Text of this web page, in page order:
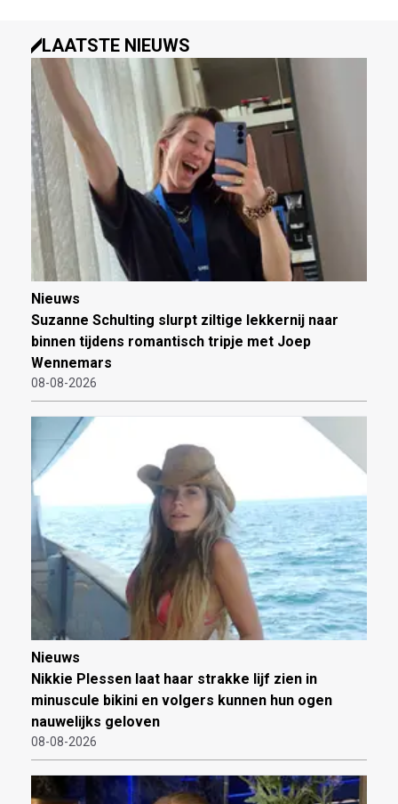
LAATSTE NIEUWS
Nieuws
Suzanne Schulting slurpt ziltige lekkernij naar
binnen tijdens romantisch tripje met Joep
Wennemars
08-08-2026
Nieuws
Nikkie Plessen laat haar strakke lijf zien in
minuscule bikini en volgers kunnen hun ogen
nauwelijks geloven
08-08-2026